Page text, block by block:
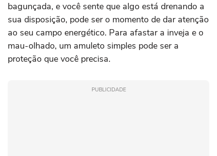
bagunçada, e você sente que algo está drenando a
sua disposição, pode ser o momento de dar atenção
ao seu campo energético. Para afastar a inveja e o
mau-olhado, um amuleto simples pode ser a
proteção que você precisa.
PUBLICIDADE